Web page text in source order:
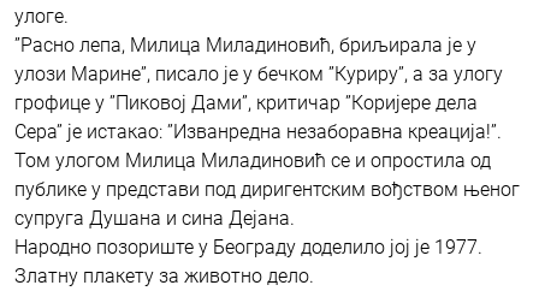
улоге.
”Расно лепа, Милица Миладиновић, бриљирала је у
улози Марине”, писало је у бечком ”Куриру”, а за улогу
грофице у ”Пиковој Дами”, критичар ”Коријере дела
Сера” је истакао: ”Изванредна незаборавна креација!”.
Том улогом Милица Миладиновић се и опростила од
публике у представи под диригентским вођством њеног
супруга Душана и сина Дејана.
Народно позориште у Београду доделило јој је 1977.
Златну плакету за животно дело.